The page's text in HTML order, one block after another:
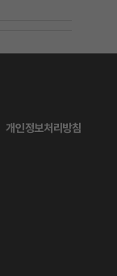
개인정보처리방침